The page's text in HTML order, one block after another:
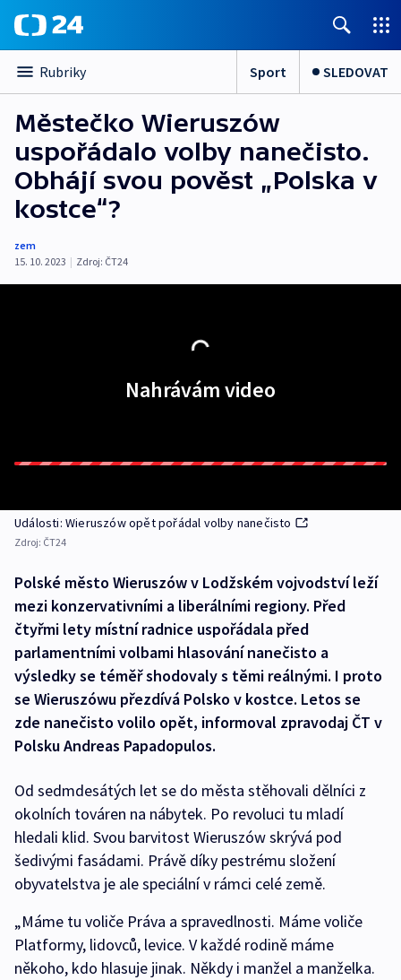
Rubriky Sport SLEDOVAT
Městečko Wieruszów
uspořádalo volby nanečisto.
Obhájí svou pověst „Polska v
kostce“?
zem
15. 10. 2023 | Zdroj: ČT24
Nahrávám video
Události: Wieruszów opět pořádal volby nanečisto
Zdroj: ČT24
Polské město Wieruszów v Lodžském vojvodství leží
mezi konzervativními a liberálními regiony. Před
čtyřmi lety místní radnice uspořádala před
parlamentními volbami hlasování nanečisto a
výsledky se téměř shodovaly s těmi reálnými. I proto
se Wieruszówu přezdívá Polsko v kostce. Letos se
zde nanečisto volilo opět, informoval zpravodaj ČT v
Polsku Andreas Papadopulos.
Od sedmdesátých let se do města stěhovali dělníci z
okolních továren na nábytek. Po revoluci tu mladí
hledali klid. Svou barvitost Wieruszów skrývá pod
šedivými fasádami. Právě díky pestrému složení
obyvatelstva je ale speciální v rámci celé země.
„Máme tu voliče Práva a spravedlnosti. Máme voliče
Platformy, lidovců, levice. V každé rodině máme
někoho, kdo hlasuje jinak. Někdy i manžel a manželka.